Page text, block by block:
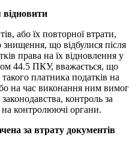
або їх повторної втрати,
що відбулися після
права на їх відновлення у
44.5 ПКУ, вважається, що
платника податків на
на час виконання ним вимог
контроль за
контролюючі органи.
за втрату документів